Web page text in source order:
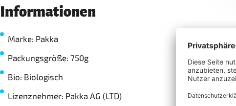
Informationen
Marke: Pakka
Packungsgröße: 750g
Bio: Biologisch
Lizenznehmer: Pakka AG (LTD)